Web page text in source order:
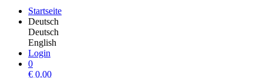
Startseite
Deutsch
Deutsch
English
Login
0
€ 0.00